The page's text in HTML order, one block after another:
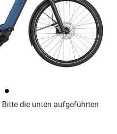
die unten aufgeführten